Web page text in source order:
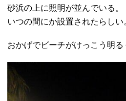
砂浜の上に照明が並んでいる。
いつの間にか設置されたらしい
おかげでビーチがけっこう明る